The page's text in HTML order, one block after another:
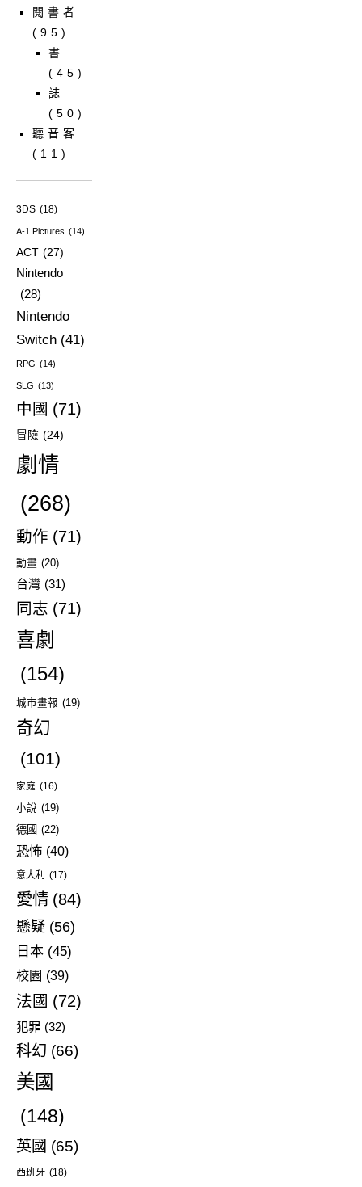
閱書者
(95)
書
(45)
誌
(50)
聽音客
(11)
3DS (18)
A-1 Pictures (14)
ACT (27)
Nintendo
(28)
Nintendo
Switch (41)
RPG (14)
SLG (13)
中國 (71)
冒險 (24)
劇情
(268)
動作 (71)
動畫 (20)
台灣 (31)
同志 (71)
喜劇
(154)
城市畫報 (19)
奇幻
(101)
家庭 (16)
小說 (19)
德國 (22)
恐怖 (40)
意大利 (17)
愛情 (84)
懸疑 (56)
日本 (45)
校園 (39)
法國 (72)
犯罪 (32)
科幻 (66)
美國
(148)
英國 (65)
西班牙 (18)